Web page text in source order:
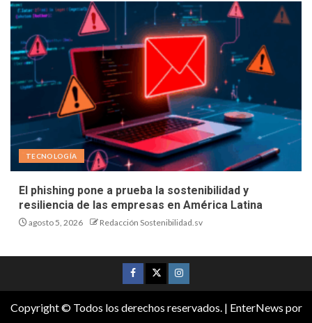
TECNOLOGÍA
El phishing pone a prueba la sostenibilidad y
resiliencia de las empresas en América Latina
agosto 5, 2026 Redacción Sostenibilidad.sv
Copyright © Todos los derechos reservados. | EnterNews por